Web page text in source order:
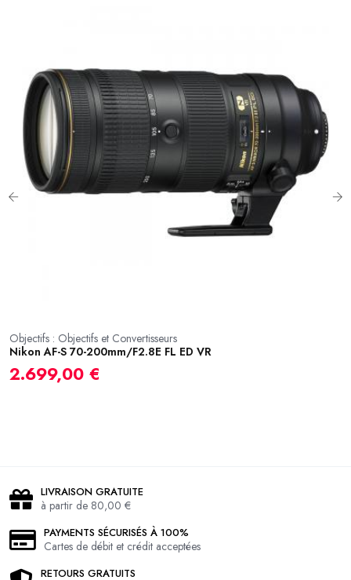
Objectifs : Objectifs et Convertisseurs
Nikon AF-S 70-200mm/F2.8E FL ED VR
2.699,00 €
LIVRAISON GRATUITE
à partir de 80,00 €
PAYMENTS SÉCURISÉS À 100%
Cartes de débit et crédit acceptées
RETOURS GRATUITS